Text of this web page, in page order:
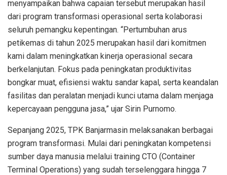
menyampaikan bahwa capaian tersebut merupakan hasil
dari program transformasi operasional serta kolaborasi
seluruh pemangku kepentingan. “Pertumbuhan arus
petikemas di tahun 2025 merupakan hasil dari komitmen
kami dalam meningkatkan kinerja operasional secara
berkelanjutan. Fokus pada peningkatan produktivitas
bongkar muat, efisiensi waktu sandar kapal, serta keandalan
fasilitas dan peralatan menjadi kunci utama dalam menjaga
kepercayaan pengguna jasa,” ujar Sirin Purnomo.
Sepanjang 2025, TPK Banjarmasin melaksanakan berbagai
program transformasi. Mulai dari peningkatan kompetensi
sumber daya manusia melalui training CTO (Container
Terminal Operations) yang sudah terselenggara hingga 7